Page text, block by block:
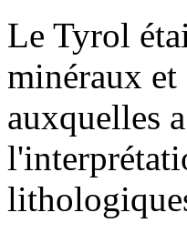
Le Tyrol
minéraux et
auxquelles